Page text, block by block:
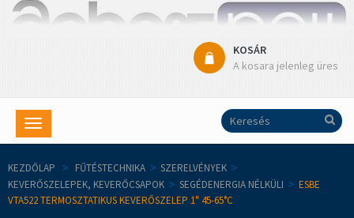
KOSÁR
A kosara jelenleg üres
Toggle
navigation
KEZDŐLAP > FŰTÉSTECHNIKA > SZERELVÉNYEK >
KEVERŐSZELEPEK, KEVERŐCSAPOK > SEGÉDENERGIA NÉLKÜLI > ESBE
VTA522 TERMOSZTATIKUS KEVERŐSZELEP 1" 45-65°C